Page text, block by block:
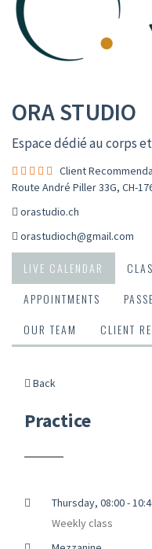
ORA STUDIO
Espace dédié au corps
Client
Route André Piller 33G, CH-
orastudio.ch
orastudioch@gmail.com
LIVE CALENDAR
APPOINTMENTS
OUR TEAM
CLIENT
Back
Practice
Thursday, 08:00 -
Weekly class